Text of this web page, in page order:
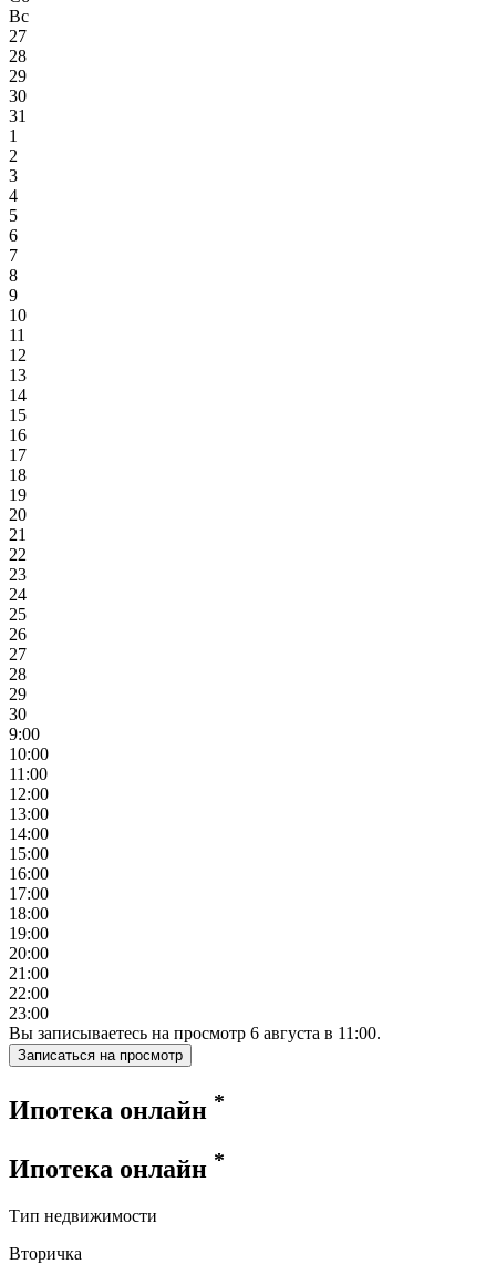
Вс
27
28
29
30
31
1
2
3
4
5
6
7
8
9
10
11
12
13
14
15
16
17
18
19
20
21
22
23
24
25
26
27
28
29
30
9:00
10:00
11:00
12:00
13:00
14:00
15:00
16:00
17:00
18:00
19:00
20:00
21:00
22:00
23:00
Вы записываетесь на просмотр 6 августа в 11:00.
Записаться на просмотр
Ипотека онлайн *
Ипотека онлайн *
Тип недвижимости
Вторичка